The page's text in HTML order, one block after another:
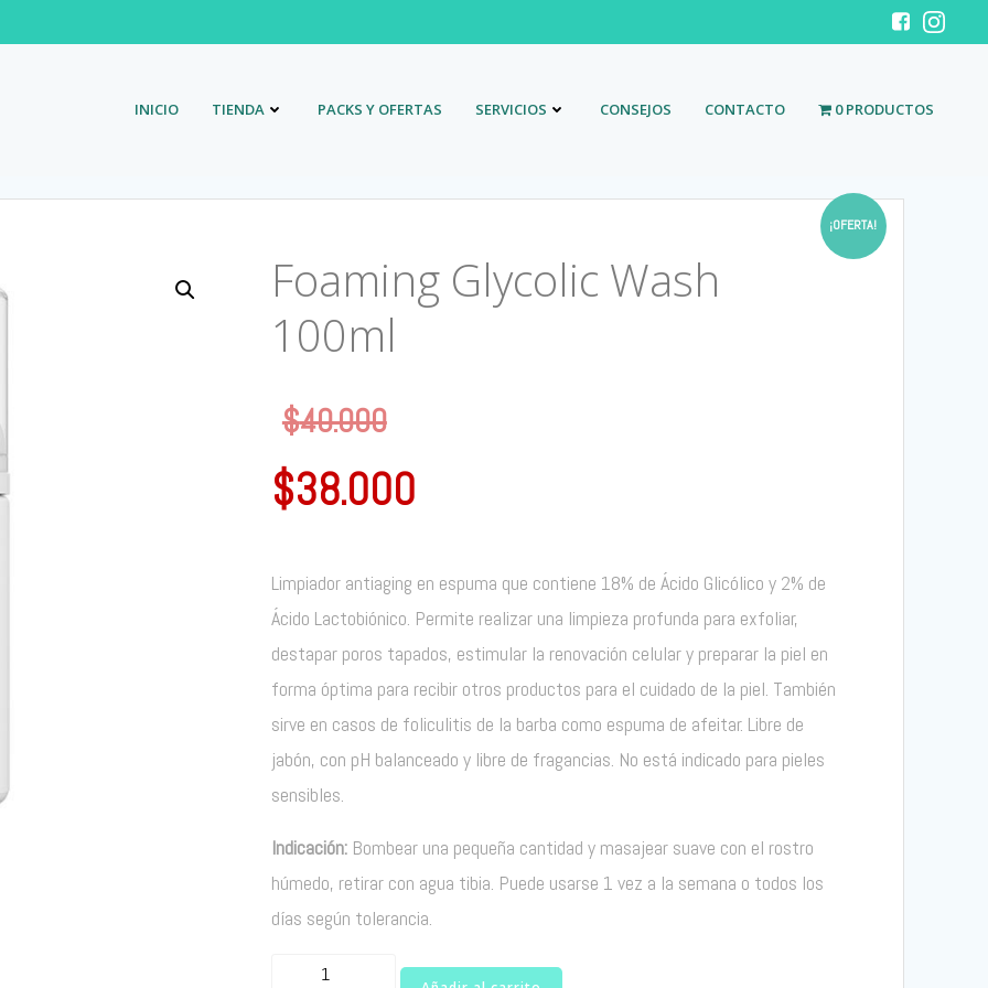
INICIO TIENDA PACKS Y OFERTAS SERVICIOS CONSEJOS CONTACTO 0 PRODUCTOS
¡OFERTA!
Foaming Glycolic Wash
100ml
$40.000
$38.000
Limpiador antiaging en espuma que contiene 18% de Ácido Glicólico y 2% de
Ácido Lactobiónico. Permite realizar una limpieza profunda para exfoliar,
destapar poros tapados, estimular la renovación celular y preparar la piel en
forma óptima para recibir otros productos para el cuidado de la piel. También
sirve en casos de foliculitis de la barba como espuma de afeitar. Libre de
jabón, con pH balanceado y libre de fragancias. No está indicado para pieles
sensibles.
Indicación:Bombear una pequeña cantidad y masajear suave con el rostro
húmedo, retirar con agua tibia. Puede usarse 1 vez a la semana o todos los
días según tolerancia.
Foaming